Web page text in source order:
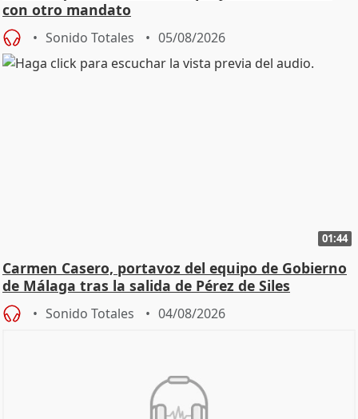
con otro mandato
Sonido Totales 05/08/2026
01:44
Carmen Casero, portavoz del equipo de Gobierno
de Málaga tras la salida de Pérez de Siles
Sonido Totales 04/08/2026